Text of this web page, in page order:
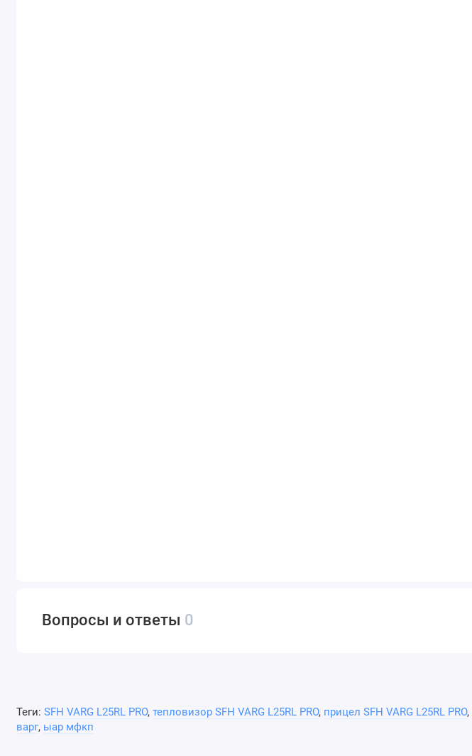
Вопросы и ответы 0
Теги: SFH VARG L25RL PRO, тепловизор SFH VARG L25RL PRO, прицел SFH VARG L25RL PRO,
варг, ыар мфкп